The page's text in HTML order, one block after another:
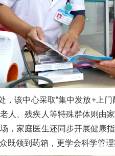
，该中心采取“集中发放+上
人、残疾人等特殊群体则由
，家庭医生还同步开展健康
既领到药箱，更学会科学管理